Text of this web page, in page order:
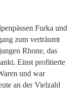
Furka und
zum verträumt
Rhone, das
Einst profitierte
und war
an der Vielzahl